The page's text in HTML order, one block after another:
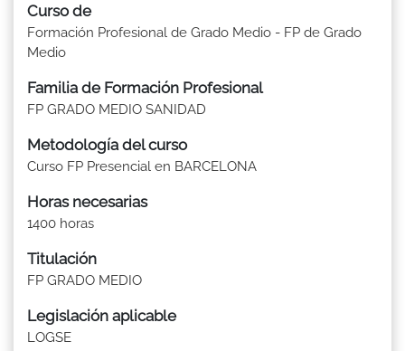
Curso de
Formación Profesional de Grado Medio - FP de Grado
Medio
Familia de Formación Profesional
FP GRADO MEDIO SANIDAD
Metodología del curso
Curso FP Presencial en BARCELONA
Horas necesarias
1400 horas
Titulación
FP GRADO MEDIO
Legislación aplicable
LOGSE